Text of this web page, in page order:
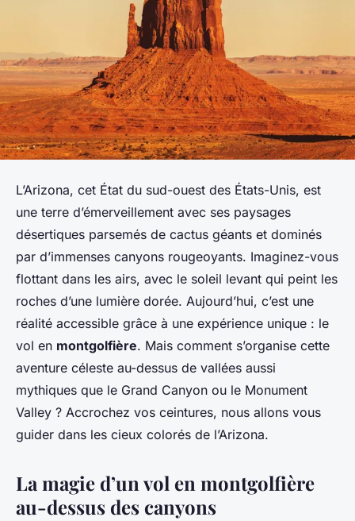
L’Arizona, cet État du sud-ouest des États-Unis, est
une terre d’émerveillement avec ses paysages
désertiques parsemés de cactus géants et dominés
par d’immenses canyons rougeoyants. Imaginez-vous
flottant dans les airs, avec le soleil levant qui peint les
roches d’une lumière dorée. Aujourd’hui, c’est une
réalité accessible grâce à une expérience unique : le
vol en montgolfière. Mais comment s’organise cette
aventure céleste au-dessus de vallées aussi
mythiques que le Grand Canyon ou le Monument
Valley ? Accrochez vos ceintures, nous allons vous
guider dans les cieux colorés de l’Arizona.
La magie d’un vol en montgolfière
au-dessus des canyons